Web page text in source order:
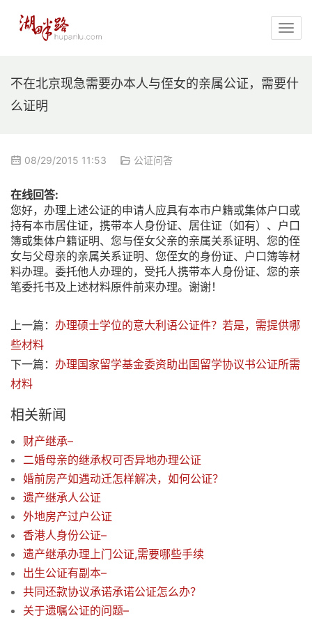
不在北京现急需要办本人与侄女的亲属公证，需要什
么证明
08/29/2015 11:53 公证问答
在线回答:
您好，办理上述公证的申请人应具有本市户籍或集体户口或
持有本市居住证，携带本人身份证、居住证（如有）、户口
簿或集体户籍证明、您与侄女父亲的亲属关系证明、您的侄
女与父母亲的亲属关系证明、您侄女的身份证、户口簿等材
料办理。委托他人办理的，受托人携带本人身份证、您的亲
笔委托书及上述材料原件前来办理。谢谢！
上一篇： 办理硕士学位的意大利语公证件？若是，需提供哪
些材料
下一篇： 办理国家留学基金委资助出国留学协议书公证所需
材料
相关新闻
财产继承–
二婚母亲的继承权可否异地办理公证
婚前房产如遇动迁怎样解决，如何公证？
遗产继承人公证
外地房产过户公证
香港人身份公证–
遗产继承办理上门公证,需要哪些手续
出生公证有副本–
共同还款协议承诺承诺公证怎么办？
关于遗嘱公证的问题–